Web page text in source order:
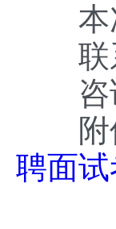
本次
联
咨询
附
聘面